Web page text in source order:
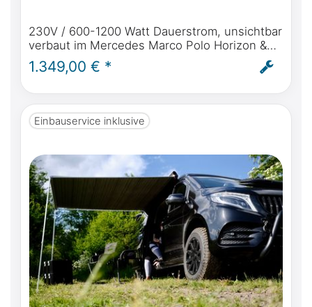
230V / 600-1200 Watt Dauerstrom, unsichtbar
verbaut im Mercedes Marco Polo Horizon &
Activity mit originalem Landstromanschluss
1.349,00 € *
Einbauservice inklusive